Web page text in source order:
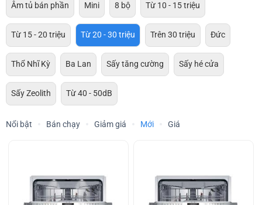
Âm tủ bán phần Mini 8 bộ Từ 10 - 15 triệu
Từ 15 - 20 triệu Từ 20 - 30 triệu Trên 30 triệu Đức
Thổ Nhĩ Kỳ Ba Lan Sấy tăng cường Sấy hé cửa
Sấy Zeolith Từ 40 - 50dB
Nổi bật Bán chạy Giảm giá Mới Giá